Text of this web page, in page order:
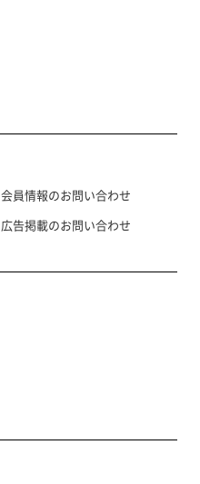
会員情報のお問い合わせ
広告掲載のお問い合わせ